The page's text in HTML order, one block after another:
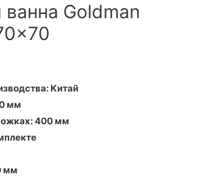
ванна Goldman
Китай
мм
400 мм
мм